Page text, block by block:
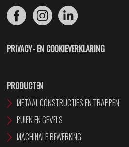
PRIVACY- EN COOKIEVERKLARING
PRODUCTEN
METAAL CONSTRUCTIES EN TRAPPEN
PUIEN EN GEVELS
MACHINALE BEWERKING